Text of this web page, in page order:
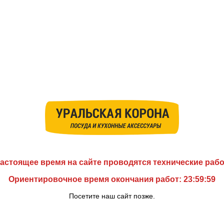
время на сайте проводятся технические
Ориентировочное время окончания работ: 23:59:59
Посетите наш сайт позже.